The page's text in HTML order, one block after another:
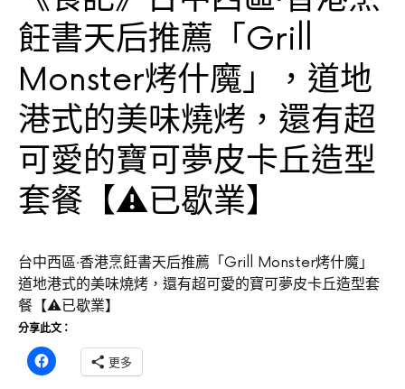
飪書天后推薦「Grill
Monster烤什魔」，道地
港式的美味燒烤，還有超
可愛的寶可夢皮卡丘造型
套餐【⚠已歇業】
台中西區‧香港烹飪書天后推薦「Grill Monster烤什魔」
道地港式的美味燒烤，還有超可愛的寶可夢皮卡丘造型套
餐【⚠已歇業】
分享此文：
更多